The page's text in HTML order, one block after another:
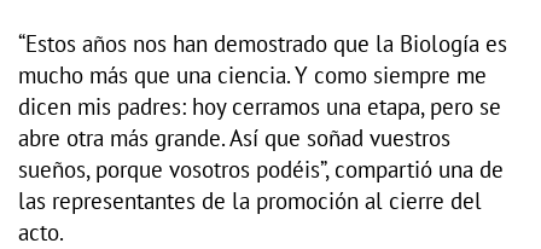
“Estos años nos han demostrado que la Biología es
mucho más que una ciencia. Y como siempre me
dicen mis padres: hoy cerramos una etapa, pero se
abre otra más grande. Así que soñad vuestros
sueños, porque vosotros podéis”, compartió una de
las representantes de la promoción al cierre del
acto.